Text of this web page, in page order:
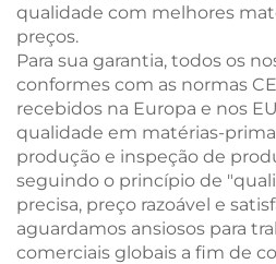
qualidade com melhores
preços.
Para sua garantia, todos os
conformes com as normas
recebidos na Europa e nos
qualidade em matérias-
produção e inspeção de
seguindo o princípio de
precisa, preço razoável e
aguardamos ansiosos para
comerciais globais a fim de